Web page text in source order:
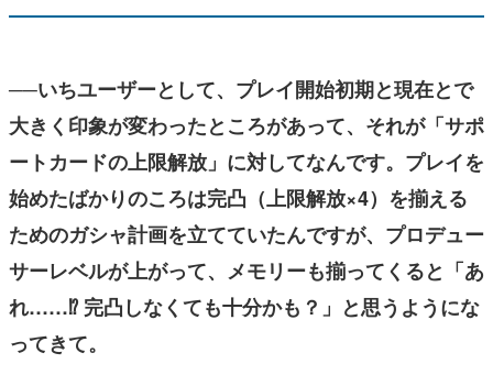
──いちユーザーとして、プレイ開始初期と現在とで
大きく印象が変わったところがあって、それが「サポ
ートカードの上限解放」に対してなんです。 プレイを
始めたばかりのころは完凸（上限解放×4）を揃える
ためのガシャ計画を立てていたんですが、プロデュー
サーレベルが上がって、メモリーも揃ってくると「あ
れ……⁉ 完凸しなくても十分かも？」と思うようにな
ってきて。